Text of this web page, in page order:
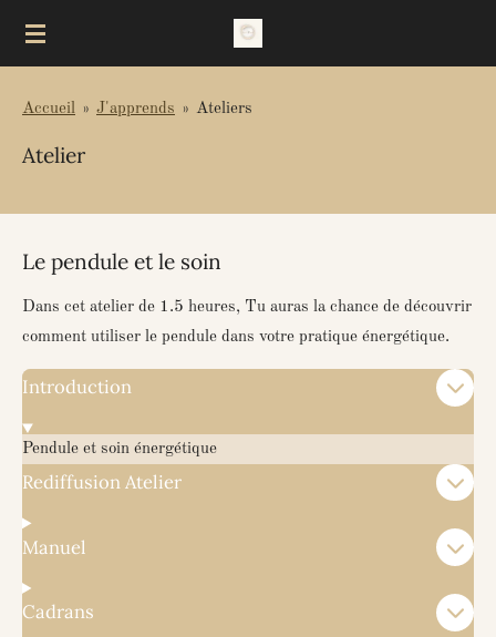
Passer
principal
Accueil » J'apprends » Ateliers
Atelier
Le pendule et le soin
Dans cet atelier de 1.5 heures, Tu auras la chance de découvrir
comment utiliser le pendule dans votre pratique énergétique.
Introduction
Pendule et soin énergétique
Rediffusion Atelier
Manuel
Cadrans